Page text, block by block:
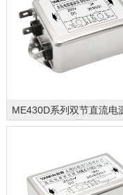
ME430D系列双节直流电
器